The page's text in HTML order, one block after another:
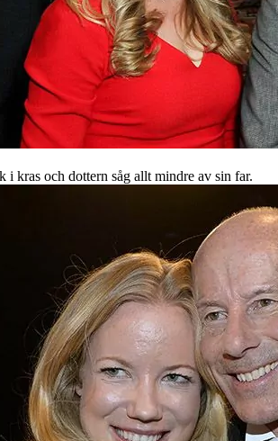
i kras och dottern såg allt mindre av sin far.